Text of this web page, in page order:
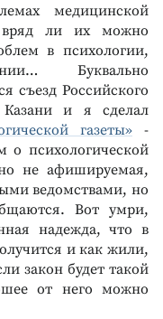
медицинской
вряд ли их можно
в психологии,
Буквально
съезд Российского
Казани и я сделал
газеты» -
о психологической
не афишируемая,
ведомствами, но
Вот умри,
надежда, что в
и как жили,
закон будет такой
от него можно